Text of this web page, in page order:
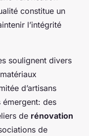
constitue un
l’intégrité
soulignent divers
d’artisans
des
de rénovation
de